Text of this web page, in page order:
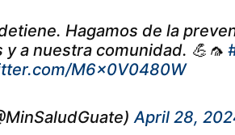
Hagamos de la
a nuestra comunidad. 💪🦟
M6x0V0480W
April 28,